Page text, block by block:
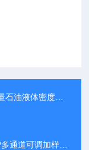
液体密度比重计
加样器移液枪移液器